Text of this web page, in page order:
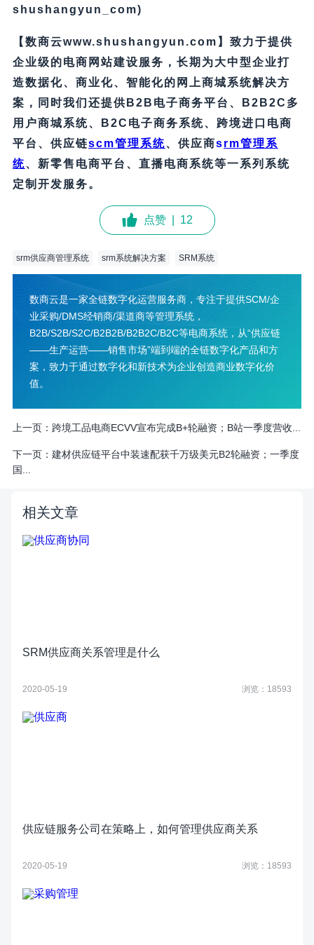
shushangyun_com)
【数商云www.shushangyun.com】致力于提供
企业级的电商网站建设服务，长期为大中型企业打
造数据化、商业化、智能化的网上商城系统解决方
案，同时我们还提供B2B电子商务平台、B2B2C多
用户商城系统、B2C电子商务系统、跨境进口电商
平台、供应链scm管理系统、供应商srm管理系
统、新零售电商平台、直播电商系统等一系列系统
定制开发服务。
点赞 12
srm供应商管理系统 srm系统解决方案 SRM系统
数商云是一家全链数字化运营服务商，专注于提供SCM/企
业采购/DMS经销商/渠道商等管理系统，
B2B/S2B/S2C/B2B2B/B2B2C/B2C等电商系统，从“供应链
——生产运营——销售市场”端到端的全链数字化产品和方
案，致力于通过数字化和新技术为企业创造商业数字化价
值。
上一页： 跨境工品电商ECVV宣布完成B+轮融资；B站一季度营收...
下一页： 建材供应链平台中装速配获千万级美元B2轮融资；一季度
国...
相关文章
SRM供应商关系管理是什么
2020-05-19 浏览：18593
供应链服务公司在策略上，如何管理供应商关系
2020-05-19 浏览：18593